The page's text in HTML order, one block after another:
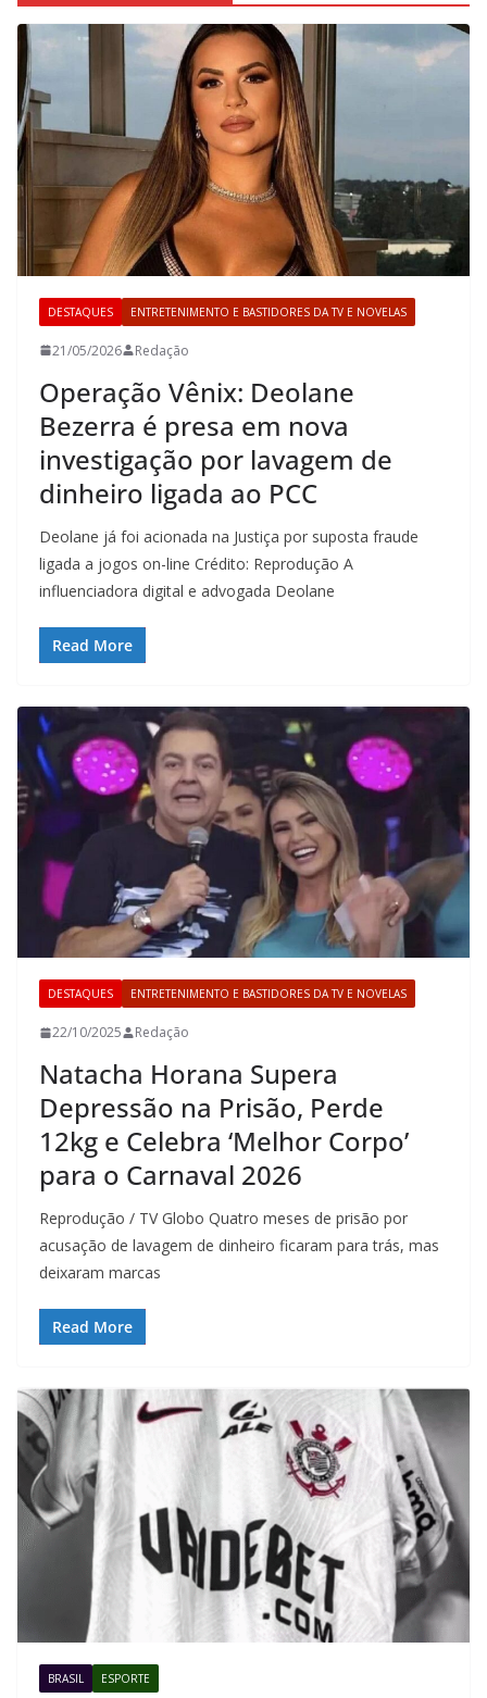
DESTAQUES ENTRETENIMENTO E BASTIDORES DA TV E NOVELAS
21/05/2026 Redação
Operação Vênix: Deolane
Bezerra é presa em nova
investigação por lavagem de
dinheiro ligada ao PCC
Deolane já foi acionada na Justiça por suposta fraude
ligada a jogos on-line Crédito: Reprodução A
influenciadora digital e advogada Deolane
Read More
DESTAQUES ENTRETENIMENTO E BASTIDORES DA TV E NOVELAS
22/10/2025 Redação
Natacha Horana Supera
Depressão na Prisão, Perde
12kg e Celebra ‘Melhor Corpo’
para o Carnaval 2026
Reprodução / TV Globo Quatro meses de prisão por
acusação de lavagem de dinheiro ficaram para trás, mas
deixaram marcas
Read More
BRASIL ESPORTE